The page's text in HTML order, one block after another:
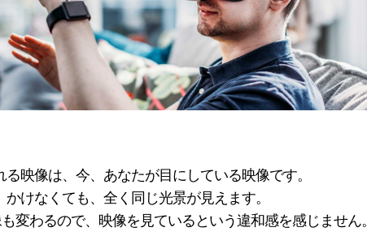
映像は、今、あなたが目にしている映像です。
けなくても、全く同じ光景が見えます。
変わるので、映像を見ているという違和感を感じません。